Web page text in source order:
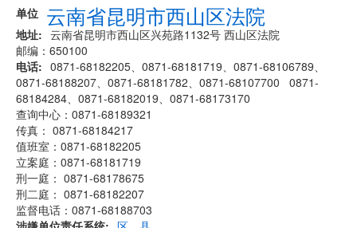
单位 云南省昆明市西山区法院
地址
云南省昆明市西山区兴苑路1132号 西山区法院
邮编：650100
电话
0871-68182205、0871-68181719、0871-68106789、
0871-68188207、0871-68181782、0871-68107700 0871-
68184284、0871-68182019、0871-68173170
查询中心：0871-68189321
传真： 0871-68184217
值班室：0871-68182205
立案庭：0871-68181719
刑一庭： 0871-68178675
刑二庭： 0871-68182207
监督电话：0871-68188703